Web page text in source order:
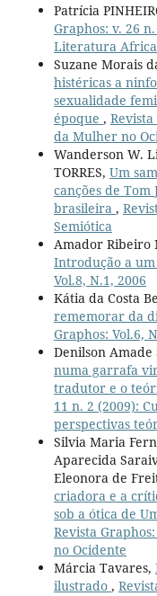
Patrícia
Graphos: v. 26
Literatura
Suzane Morais
histéricas a
sexualidade
époque ,
da Mulher no
Wanderson W.
TORRES, Um
canções de
brasileira ,
Semiótica
Amador Ribeiro
Introdução a
Vol.8, N.1, 2006
Kátia da Costa
rememorar da
Graphos: Vol.6,
Denilson Amade
numa garrafa
tradutor e o
11 n. 2 (2009):
perspectivas
Silvia Maria
Aparecida
Eleonora de
criadora e a
sob a ótica de
Revista
no Ocidente
Márcia Tavares,
ilustrado ,